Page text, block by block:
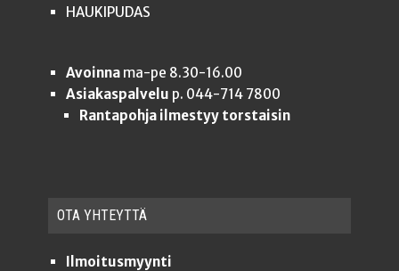
HAUKIPUDAS
Avoinnama-pe 8.30-16.00
Asiakaspalvelu p. 044-714 7800
Rantapohja ilmestyy torstaisin
OTA YHTEYT­TÄ
Ilmoitusmyynti